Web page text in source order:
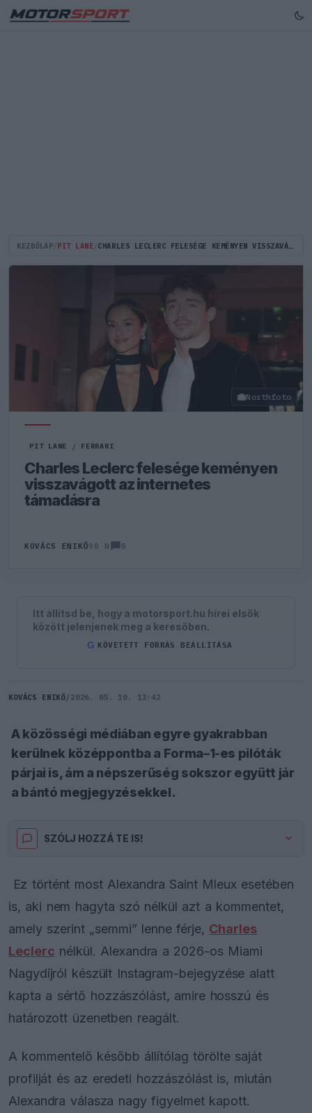
KEZDŐLAP PIT LANE CHARLES LECLERC FELESÉGE KEMÉNYEN VISSZAVÁGOTT AZ INTERNETES TÁMADÁSRA
Northfoto
PIT LANE / FERRARI
Charles Leclerc felesége keményen
visszavágott az internetes
támadásra
KOVÁCS ENIKŐ90 N 0
Itt állítsd be, hogy a motorsport.hu hírei elsők
között jelenjenek meg a keresőben.
G KÖVETETT FORRÁS BEÁLLÍTÁSA
KOVÁCS ENIKŐ/ 2026. 05. 10. 13:42
A közösségi médiában egyre gyakrabban
kerülnek középpontba a Forma–1-es pilóták
párjai is, ám a népszerűség sokszor együtt jár
a bántó megjegyzésekkel.
SZÓLJ HOZZÁ TE IS!
Ez történt most Alexandra Saint Mleux esetében
is, aki nem hagyta szó nélkül azt a kommentet,
amely szerint „semmi” lenne férje, Charles
Leclerc nélkül. Alexandra a 2026-os Miami
Nagydíjról készült Instagram-bejegyzése alatt
kapta a sértő hozzászólást, amire hosszú és
határozott üzenetben reagált.
A kommentelő később állítólag törölte saját
profilját és az eredeti hozzászólást is, miután
Alexandra válasza nagy figyelmet kapott.